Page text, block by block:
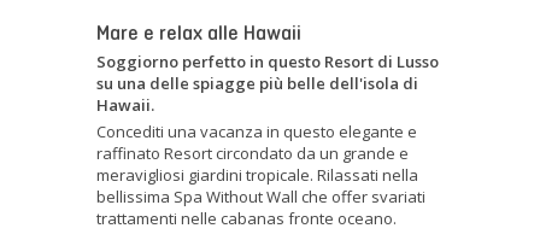
Mare e relax alle Hawaii
Soggiorno perfetto in questo Resort di Lusso
su una delle spiagge più belle dell'isola di
Hawaii.
Concediti una vacanza in questo elegante e
raffinato Resort circondato da un grande e
meravigliosi giardini tropicale. Rilassati nella
bellissima Spa Without Wall che offer svariati
trattamenti nelle cabanas fronte oceano.